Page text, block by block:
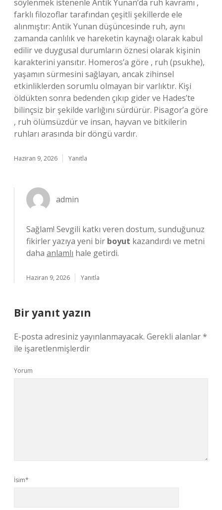
söylenmek istenenle Antik Yunan’da ruh kavramı ,
farklı filozoflar tarafından çeşitli şekillerde ele
alınmıştır: Antik Yunan düşüncesinde ruh, aynı
zamanda canlılık ve hareketin kaynağı olarak kabul
edilir ve duygusal durumların öznesi olarak kişinin
karakterini yansıtır. Homeros’a göre , ruh (psukhe),
yaşamın sürmesini sağlayan, ancak zihinsel
etkinliklerden sorumlu olmayan bir varlıktır. Kişi
öldükten sonra bedenden çıkıp gider ve Hades’te
bilinçsiz bir şekilde varlığını sürdürür. Pisagor’a göre
, ruh ölümsüzdür ve insan, hayvan ve bitkilerin
ruhları arasında bir döngü vardır.
Haziran 9, 2026 Yanıtla
admin
Sağlam! Sevgili katkı veren dostum, sunduğunuz
fikirler yazıya yeni bir boyut kazandırdı ve metni
daha anlamlı hale getirdi.
Haziran 9, 2026 Yanıtla
Bir yanıt yazın
E-posta adresiniz yayınlanmayacak. Gerekli alanlar*
ile işaretlenmişlerdir
Yorum
İsim*